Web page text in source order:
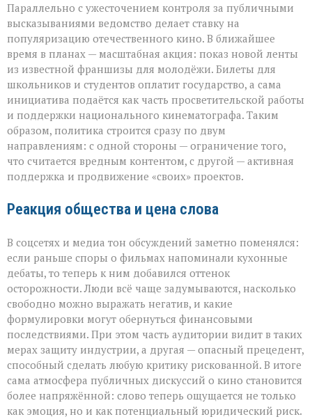
Параллельно с ужесточением контроля за публичными
высказываниями ведомство делает ставку на
популяризацию отечественного кино. В ближайшее
время в планах — масштабная акция: показ новой ленты
из известной франшизы для молодёжи. Билеты для
школьников и студентов оплатит государство, а сама
инициатива подаётся как часть просветительской работы
и поддержки национального кинематографа. Таким
образом, политика строится сразу по двум
направлениям: с одной стороны — ограничение того,
что считается вредным контентом, с другой — активная
поддержка и продвижение «своих» проектов.
Реакция общества и цена слова
В соцсетях и медиа тон обсуждений заметно поменялся:
если раньше споры о фильмах напоминали кухонные
дебаты, то теперь к ним добавился оттенок
осторожности. Люди всё чаще задумываются, насколько
свободно можно выражать негатив, и какие
формулировки могут обернуться финансовыми
последствиями. При этом часть аудитории видит в таких
мерах защиту индустрии, а другая — опасный прецедент,
способный сделать любую критику рискованной. В итоге
сама атмосфера публичных дискуссий о кино становится
более напряжённой: слово теперь ощущается не только
как эмоция, но и как потенциальный юридический риск.